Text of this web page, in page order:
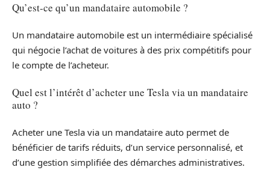
Qu’est-ce qu’un mandataire automobile ?
Un mandataire automobile est un intermédiaire spécialisé
qui négocie l’achat de voitures à des prix compétitifs pour
le compte de l’acheteur.
Quel est l’intérêt d’acheter une Tesla via un mandataire
auto ?
Acheter une Tesla via un mandataire auto permet de
bénéficier de tarifs réduits, d’un service personnalisé, et
d’une gestion simplifiée des démarches administratives.